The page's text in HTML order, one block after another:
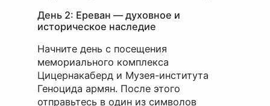
День 2: Ереван — духовное и
историческое наследие
Начните день с посещения
мемориального комплекса
Цицернакаберд и Музея-института
Геноцида армян. После этого
отправьтесь в один из символов